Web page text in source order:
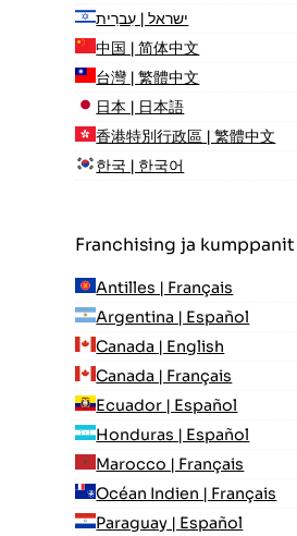
ישראל | עִברִית
中国 | 简体中文
台灣 | 繁體中文
日本 | 日本語
香港特別行政區 | 繁體中文
한국 | 한국어
Franchising ja kumppanit
Antilles | Français
Argentina | Español
Canada | English
Canada | Français
Ecuador | Español
Honduras | Español
Marocco | Français
Océan Indien | Français
Paraguay | Español